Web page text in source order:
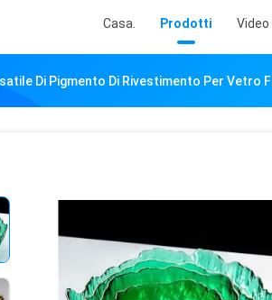
Casa. Prodotti Video
Di Pigmento Di Rivestimento Per Vetro